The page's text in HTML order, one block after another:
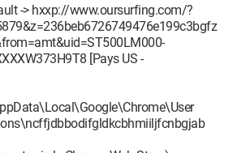
-> hxxp://www.oursurfing.com/?
[Pays US -